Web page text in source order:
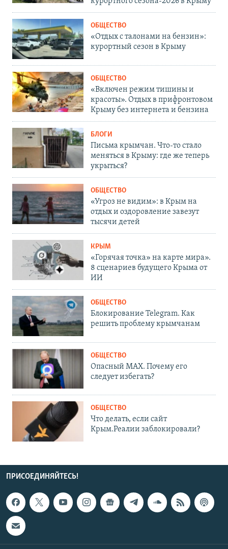
ОБЩЕСТВО
«Отдых с талонами на бензин»:
курортный сезон в Крыму
ОБЩЕСТВО
«Включен режим тишины и
красоты». Отдых в прифронтовом
Крыму без интернета и бензина
БЛОГИ
Письма крымчан. Что-то стало
меняться в Крыму: где же теперь
укрыться?
ОБЩЕСТВО
«Угроз не видим»: в Крым на
отдых и оздоровление завезут
тысячи детей
КРЫМ
«Горячая точка» на карте мира».
8 сценариев будущего Крыма от
ИИ
ОБЩЕСТВО
Блокирование Telegram. Как
решить проблему крымчанам
ОБЩЕСТВО
Опасный MAX. Почему его
следует избегать?
ОБЩЕСТВО
Что делать, если сайт
Крым.Реалии заблокировали?
ПРИСОЕДИНЯЙТЕСЬ!